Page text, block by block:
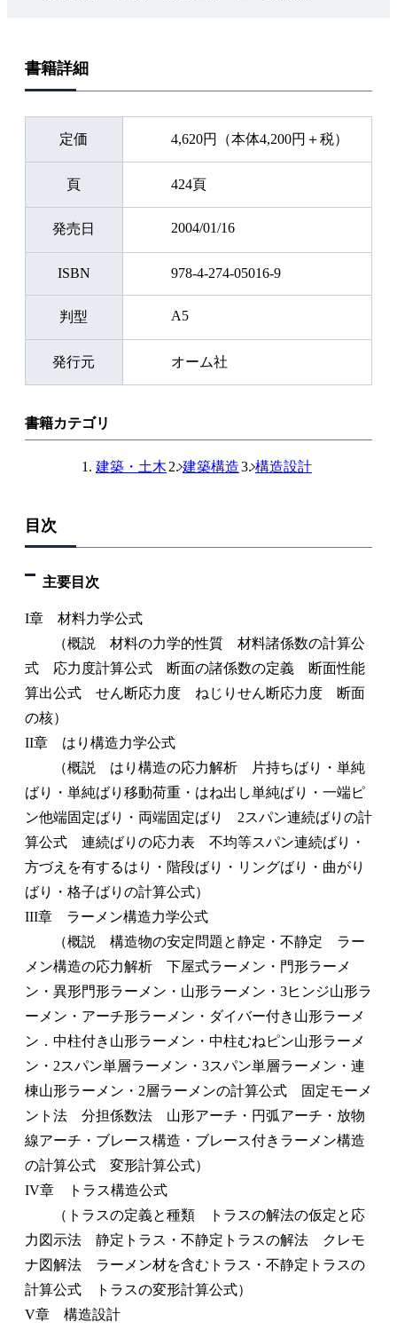
書籍詳細
定価 4,620円（本体4,200円＋税）
頁 424頁
発売日 2004/01/16
ISBN 978-4-274-05016-9
判型 A5
発行元 オーム社
書籍カテゴリ
建築・土木 建築構造 構造設計
目次
主要目次
I章 材料力学公式
（概説 材料の力学的性質 材料諸係数の計算公
式 応力度計算公式 断面の諸係数の定義 断面性能
算出公式 せん断応力度 ねじりせん断応力度 断面
の核）
II章 はり構造力学公式
（概説 はり構造の応力解析 片持ちばり・単純
ばり・単純ばり移動荷重・はね出し単純ばり・一端ピ
ン他端固定ばり・両端固定ばり 2スパン連続ばりの計
算公式 連続ばりの応力表 不均等スパン連続ばり・
方づえを有するはり・階段ばり・リングばり・曲がり
ばり・格子ばりの計算公式）
III章 ラーメン構造力学公式
（概説 構造物の安定問題と静定・不静定 ラー
メン構造の応力解析 下屋式ラーメン・門形ラーメ
ン・異形門形ラーメン・山形ラーメン・3ヒンジ山形ラ
ーメン・アーチ形ラーメン・ダイバー付き山形ラーメ
ン．中柱付き山形ラーメン・中柱むねピン山形ラーメ
ン・2スパン単層ラーメン・3スパン単層ラーメン・連
棟山形ラーメン・2層ラーメンの計算公式 固定モーメ
ント法 分担係数法 山形アーチ・円弧アーチ・放物
線アーチ・ブレース構造・ブレース付きラーメン構造
の計算公式 変形計算公式）
IV章 トラス構造公式
（トラスの定義と種類 トラスの解法の仮定と応
力図示法 静定トラス・不静定トラスの解法 クレモ
ナ図解法 ラーメン材を含むトラス・不静定トラスの
計算公式 トラスの変形計算公式）
V章 構造設計